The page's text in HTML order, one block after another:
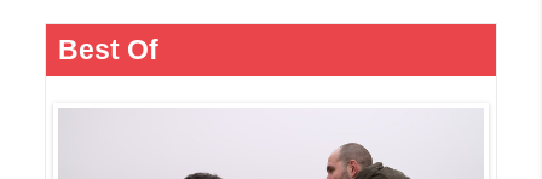
Best Of